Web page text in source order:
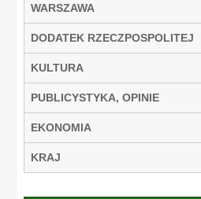
WARSZAWA
DODATEK RZECZPOSPOLITEJ
KULTURA
PUBLICYSTYKA, OPINIE
EKONOMIA
KRAJ